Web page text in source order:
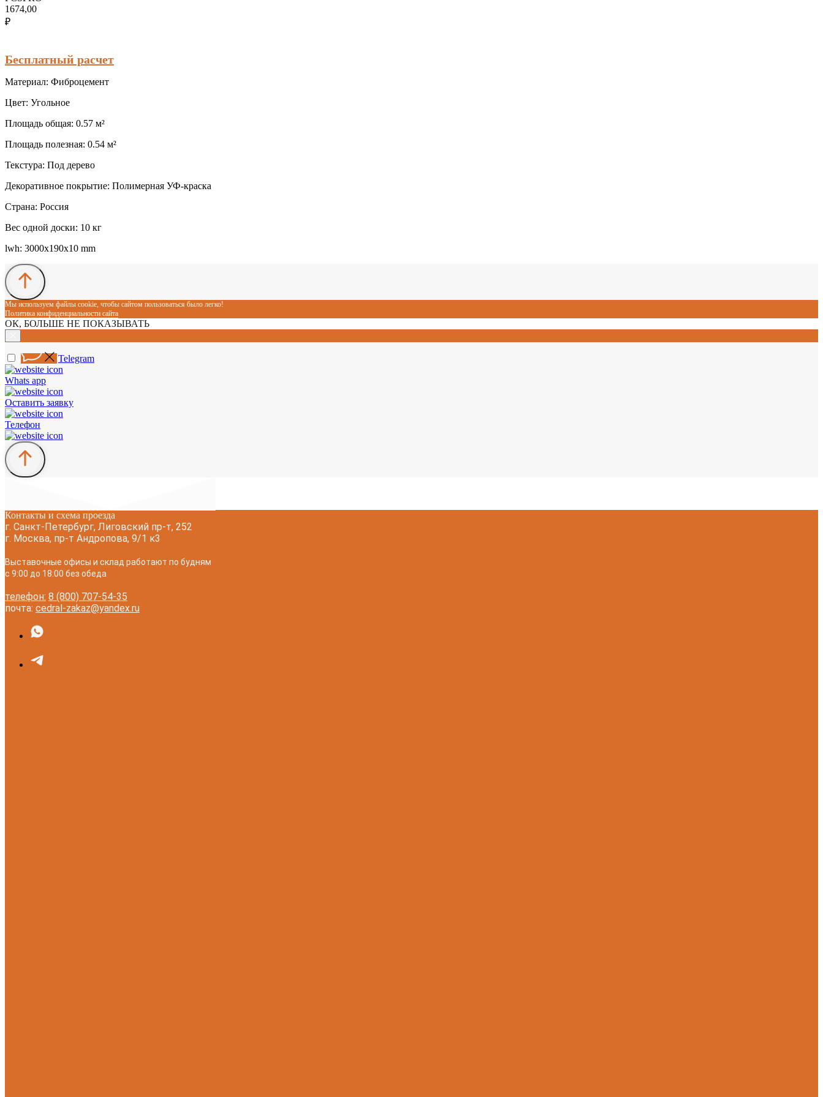
1674,00
₽
Бесплатный расчет
Материал: Фиброцемент
Цвет: Угольное
Площадь общая: 0.57 м²
Площадь полезная: 0.54 м²
Текстура: Под дерево
Декоративное покрытие: Полимерная УФ-краска
Страна: Россия
Вес одной доски: 10 кг
lwh: 3000x190x10 mm
Мы используем файлы cookie, чтобы сайтом пользоваться было легко!
Политика конфиденциальности сайта
ОК, БОЛЬШЕ НЕ ПОКАЗЫВАТЬ
Telegram
Whats app
Оставить заявку
Телефон
Контакты и схема проезда
г. Санкт-Петербург, Лиговский пр-т, 252
г. Москва, пр-т Андропова, 9/1 к3
Выставочные офисы и склад работают по будням
с 9:00 до 18:00 без обеда
телефон: 8 (800) 707-54-35
почта: cedral-zakaz@yandex.ru